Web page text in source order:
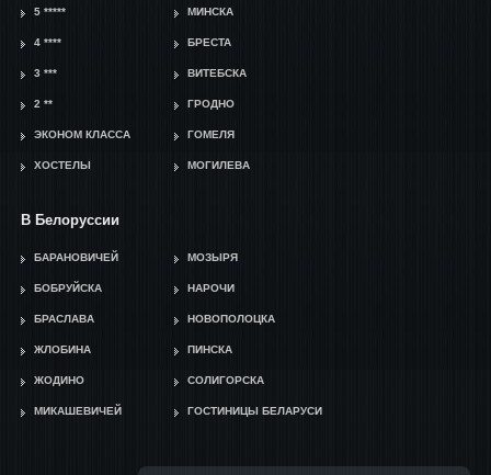
5 *****
4 ****
3 ***
2 **
ЭКОНОМ КЛАССА
ХОСТЕЛЫ
МИНСКА
БРЕСТА
ВИТЕБСКА
ГРОДНО
ГОМЕЛЯ
МОГИЛЕВА
В Белоруссии
БАРАНОВИЧЕЙ
БОБРУЙСКА
БРАСЛАВА
ЖЛОБИНА
ЖОДИНО
МИКАШЕВИЧЕЙ
МОЗЫРЯ
НАРОЧИ
НОВОПОЛОЦКА
ПИНСКА
СОЛИГОРСКА
ГОСТИНИЦЫ БЕЛАРУСИ